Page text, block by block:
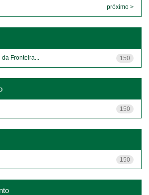
próximo >
150
Fronteira...
150
150